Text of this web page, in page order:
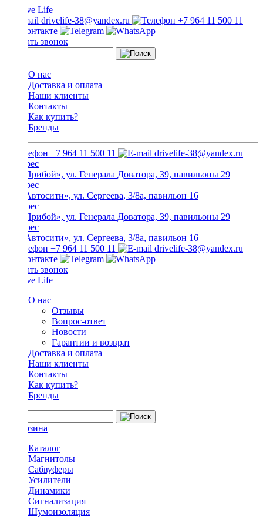
drivelife-38@yandex.ru +7 964 11 500 11
Заказать звонок
О нас
Доставка и оплата
Наши клиенты
Контакты
Как купить?
Бренды
+7 964 11 500 11 drivelife-38@yandex.ru
ТЦ «Прибой», ул. Генерала Доватора, 39, павильоны 29
ТЦ «Автосити», ул. Сергеева, 3/8а, павильон 16
ТЦ «Прибой», ул. Генерала Доватора, 39, павильоны 29
ТЦ «Автосити», ул. Сергеева, 3/8а, павильон 16
+7 964 11 500 11
drivelife-38@yandex.ru
Заказать звонок
О нас
Отзывы
Вопрос-ответ
Новости
Гарантии и возврат
Доставка и оплата
Наши клиенты
Контакты
Как купить?
Бренды
Каталог
Магнитолы
Сабвуферы
Усилители
Динамики
Сигнализация
Шумоизоляция